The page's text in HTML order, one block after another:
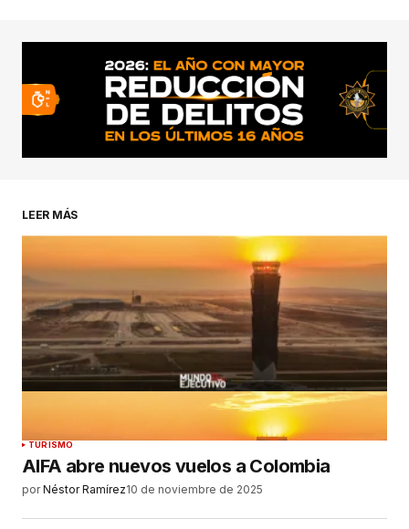
conectado
LEER MÁS
TURISMO
AIFA abre nuevos vuelos a Colombia
por Néstor Ramírez10 de noviembre de 2025